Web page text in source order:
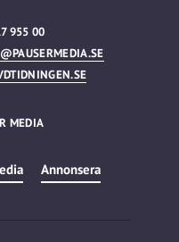
955 00
MEDIA
Annonsera